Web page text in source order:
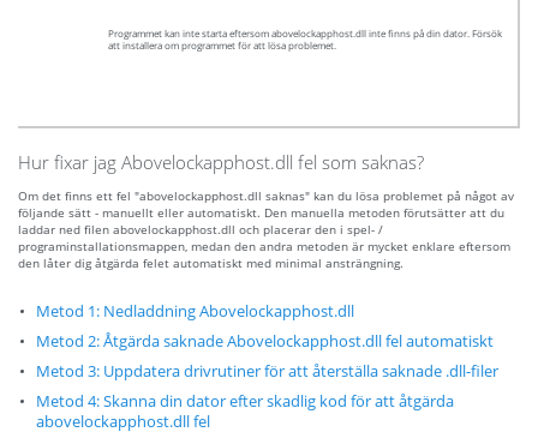
Programmet kan inte starta eftersom abovelockapphost.dll inte finns på din dator. Försök
att installera om programmet för att lösa problemet.
Hur fixar jag Abovelockapphost.dll fel som saknas?
Om det finns ett fel "abovelockapphost.dll saknas" kan du lösa problemet på något av
följande sätt - manuellt eller automatiskt. Den manuella metoden förutsätter att du
laddar ned filen abovelockapphost.dll och placerar den i spel- /
programinstallationsmappen, medan den andra metoden är mycket enklare eftersom
den låter dig åtgärda felet automatiskt med minimal ansträngning.
Metod 1: Nedladdning Abovelockapphost.dll
Metod 2: Åtgärda saknade Abovelockapphost.dll fel automatiskt
Metod 3: Uppdatera drivrutiner för att återställa saknade .dll-filer
Metod 4: Skanna din dator efter skadlig kod för att åtgärda
abovelockapphost.dll fel